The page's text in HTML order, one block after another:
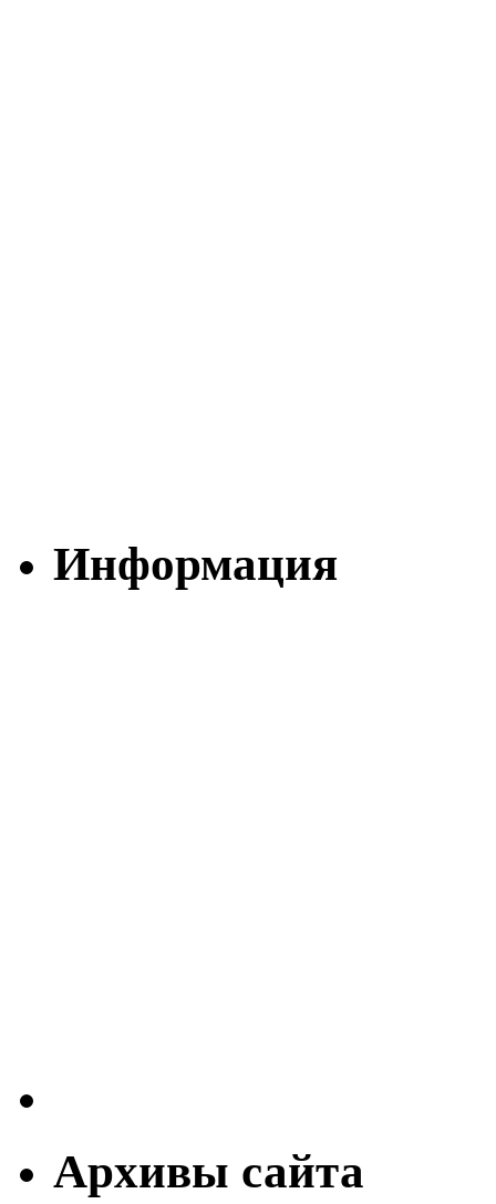
Информация
Архивы сайта